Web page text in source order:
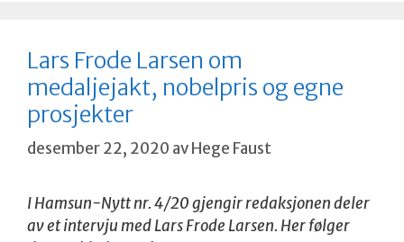
Lars Frode Larsen om
medaljejakt, nobelpris og egne
prosjekter
desember 22, 2020 avHege Faust
I Hamsun-Nytt nr. 4/20 gjengir redaksjonen deler
av et intervju med Lars Frode Larsen. Her følger